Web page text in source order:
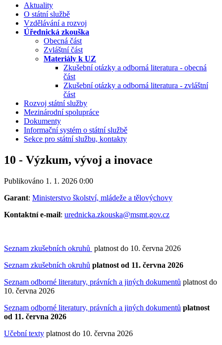
Aktuality
O státní službě
Vzdělávání a rozvoj
Úřednická zkouška
Obecná část
Zvláštní část
Materiály k UZ
Zkušební otázky a odborná literatura - obecná
část
Zkušební otázky a odborná literatura - zvláštní
část
Rozvoj státní služby
Mezinárodní spolupráce
Dokumenty
Informační systém o státní službě
Sekce pro státní službu, kontakty
10 - Výzkum, vývoj a inovace
Publikováno 1. 1. 2026 0:00
Garant: Ministerstvo školství, mládeže a tělovýchovy
Kontaktní e-mail: urednicka.zkouska@msmt.gov.cz
Seznam zkušebních okruhů platnost do 10. června 2026
Seznam zkušebních okruhů platnost od 11. června 2026
Seznam odborné literatury, právních a jiných dokumentů platnost do
10. června 2026
Seznam odborné literatury, právních a jiných dokumentů platnost
od 11. června 2026
Učební texty platnost do 10. června 2026